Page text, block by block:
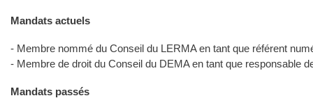
Mandats actuels
- Membre nommé du Conseil du LERMA en tant que référent
- Membre de droit du Conseil du DEMA en tant que responsable
Mandats passés